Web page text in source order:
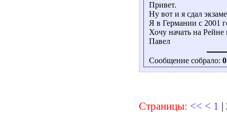
Привет.
Ну вот и я сдал
Я в Германии с 2001
Хочу начать на
Павел
Сообщение собрало: 0
Страницы: << < 1